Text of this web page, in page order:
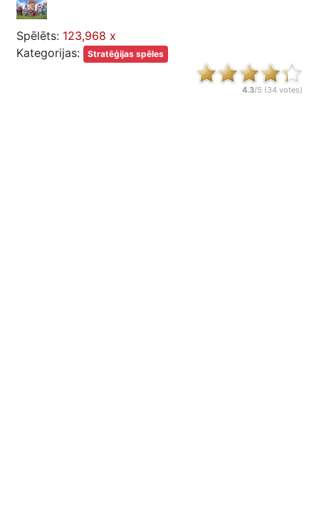
Spēlēts: 123,968 x
Kategorijas:
Stratēģijas spēles
4.3/5 (34 votes)